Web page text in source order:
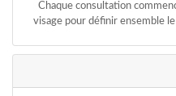
Chaque consultation
visage pour définir ensemble